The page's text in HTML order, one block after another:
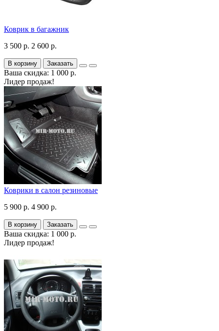
Коврик в багажник
3 500 р. 2 600 р.
В корзину Заказать
Ваша скидка: 1 000 р.
Лидер продаж!
Коврики в салон резиновые
5 900 р. 4 900 р.
В корзину Заказать
Ваша скидка: 1 000 р.
Лидер продаж!